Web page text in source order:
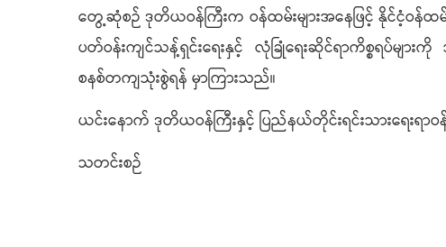
တွေ့ဆုံစဉ် ဒုတိယဝန်ကြီးက ဝန်ထမ်းများအနေဖြင့် နိုင်ငံ့ဝန်ထမ်း
ပတ်ဝန်းကျင်သန့်ရှင်းရေးနှင့် လုံခြုံရေးဆိုင်ရာကိစ္စရပ်မျ
စနစ်တကျသုံးစွဲရန် မှာကြားသည်။
ယင်းနောက် ဒုတိယဝန်ကြီးနှင့် ပြည်နယ်တိုင်းရင်းသားရေးရာဝ
သတင်းစဉ်